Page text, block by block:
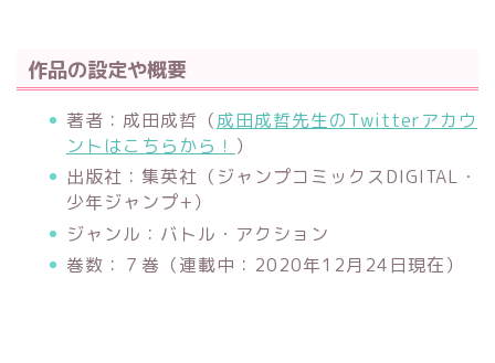
作品の設定や概要
著者：成田成哲（成田成哲先生のTwitterアカウ
ントはこちらから！ ）
出版社：集英社（ジャンプコミックスDIGITAL・
少年ジャンプ+）
ジャンル：バトル・アクション
巻数：７巻（連載中：2020年12月24日現在）